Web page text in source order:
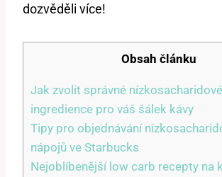
dozvěděli více!
Obsah článku
Jak zvolit správné nízkosacharidové
ingredience pro váš šálek kávy
Tipy pro objednávání
nápojů ve Starbucks
Nejoblíbenější low carb recepty na